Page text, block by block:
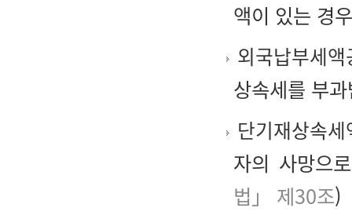
액이 있는 경
외국납부세액
상속세를 부
단기재상속
자의 사망으
법」 제30조)